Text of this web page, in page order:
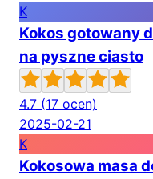
K
Kokos gotowany
na pyszne ciasto
4.7 (17 ocen)
2025-02-21
K
Kokosowa masa